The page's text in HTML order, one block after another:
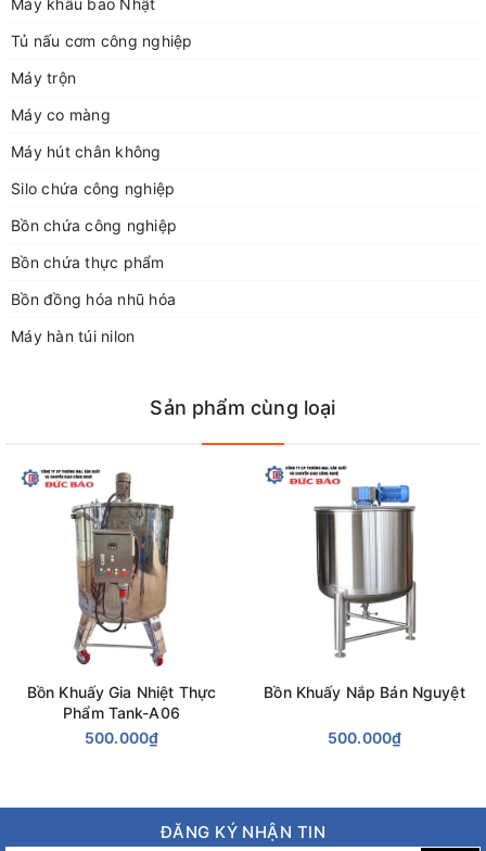
Nội.
Điện thoại 1: 0929168883
Điện thoại 2: 02438712928
Điện thoại 4: 0948052554
Fax: 02438712928
Email: congngheducbao83@gmail.com
Website: https://congngheducbao.com
Máy khâu bao Nhật
Tủ nấu cơm công nghiệp
Máy trộn
Máy co màng
Máy hút chân không
Silo chứa công nghiệp
Bồn chứa công nghiệp
Bồn chứa thực phẩm
Bồn đồng hóa nhũ hóa
Máy hàn túi nilon
Sản phẩm cùng loại
Bồn Khuấy Gia Nhiệt Thực
Phẩm Tank-A06
500.000₫
Bồn Khuấy Nắp Bán Nguyệt
500.000₫
ĐĂNG KÝ NHẬN TIN